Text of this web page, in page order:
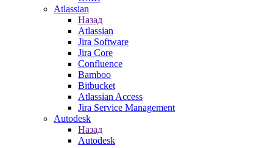
Atlassian
Назад
Atlassian
Jira Software
Jira Core
Confluence
Bamboo
Bitbucket
Atlassian Access
Jira Service Management
Autodesk
Назад
Autodesk